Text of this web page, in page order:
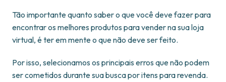
Tão importante quanto saber o que você deve fazer para
encontrar os melhores produtos para vender na sua loja
virtual, é ter em mente o que não deve ser feito.
Por isso, selecionamos os principais erros que não podem
ser cometidos durante sua busca por itens para revenda.